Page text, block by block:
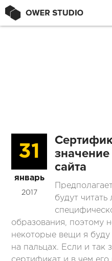
31
январь
2017
сайта
будут
образования, поэтому
некоторые вещи я буду
на пальцах. Если и так